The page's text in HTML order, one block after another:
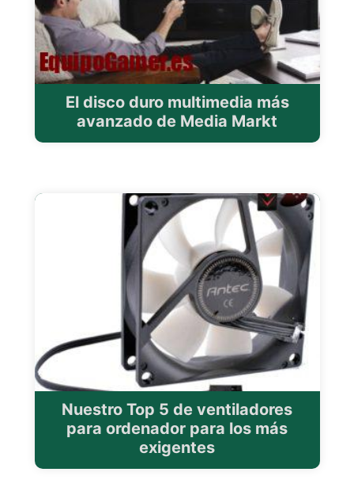
El disco duro multimedia más
avanzado de Media Markt
Nuestro Top 5 de ventiladores
para ordenador para los más
exigentes